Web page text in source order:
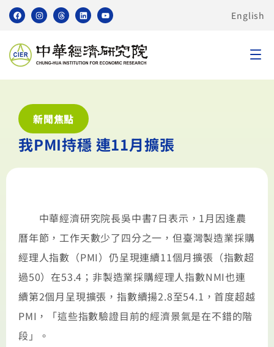
English
新聞焦點
我PMI持穩 連11月擴張
中華經濟研究院長吳中書7日表示，1月因逢農
曆年節，工作天數少了四分之一，但臺灣製造業採購
經理人指數（PMI）仍呈現連續11個月擴張（指數超
過50）在53.4；非製造業採購經理人指數NMI也連
續第2個月呈現擴張，指數續揚2.8至54.1，首度超越
PMI，「這些指數驗證目前的經濟景氣是在不錯的階
段」。